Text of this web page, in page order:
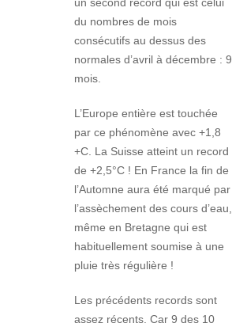
un second record qui est celui
du nombres de mois
consécutifs au dessus des
normales d’avril à décembre : 9
mois.
L’Europe entière est touchée
par ce phénomène avec +1,8
+C. La Suisse atteint un record
de +2,5°C ! En France la fin de
l’Automne aura été marqué par
l’assèchement des cours d’eau,
même en Bretagne qui est
habituellement soumise à une
pluie très régulière !
Les précédents records sont
assez récents. Car 9 des 10